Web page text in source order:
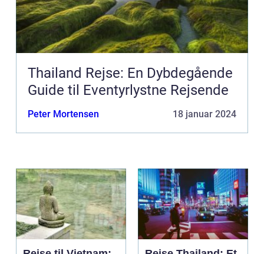
Thailand Rejse: En Dybdegående
Guide til Eventyrlystne Rejsende
Peter Mortensen 18 januar 2024